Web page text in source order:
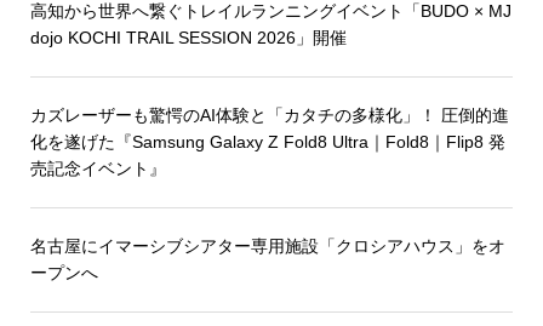
高知から世界へ繋ぐトレイルランニングイベント「BUDO × MJ
dojo KOCHI TRAIL SESSION 2026」開催
カズレーザーも驚愕のAI体験と「カタチの多様化」！ 圧倒的進
化を遂げた『Samsung Galaxy Z Fold8 Ultra｜Fold8｜Flip8 発
売記念イベント』
名古屋にイマーシブシアター専用施設「クロシアハウス」をオ
ープンへ